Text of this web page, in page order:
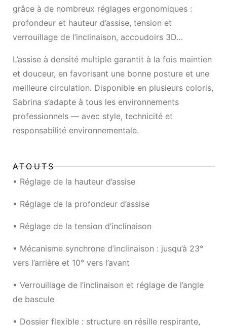
grâce à de nombreux réglages ergonomiques :
profondeur et hauteur d’assise, tension et
verrouillage de l’inclinaison, accoudoirs 3D…
L’assise à densité multiple garantit à la fois maintien
et douceur, en favorisant une bonne posture et une
meilleure circulation. Disponible en plusieurs coloris,
Sabrina s’adapte à tous les environnements
professionnels — avec style, technicité et
responsabilité environnementale.
ATOUTS
• Réglage de la hauteur d’assise
• Réglage de la profondeur d’assise
• Réglage de la tension d’inclinaison
• Mécanisme synchrone d’inclinaison : jusqu’à 23°
vers l’arrière et 10° vers l’avant
• Verrouillage de l’inclinaison et réglage de l’angle
de bascule
• Dossier flexible : structure en résille respirante,